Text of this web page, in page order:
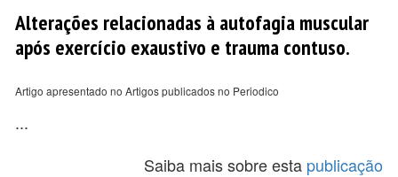
Alterações relacionadas à autofagia muscular
após exercício exaustivo e trauma contuso.
Artigo apresentado no Artigos publicados no Periodico
...
Saiba mais sobre esta publicação